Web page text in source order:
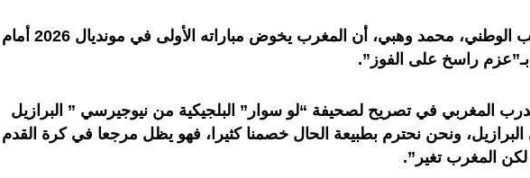
أكد الناخب الوطني، محمد وهبي، أن المغرب يخوض مباراته الأولى في مونديال 2026 أمام
بـ”عزم راسخ على الفوز”.
المغربي في تصريح لصحيفة “لو سوار” البلجيكية من نيوجيرسي ” البرازيل
ونحن نحترم بطبيعة الحال خصمنا كثيرا، فهو يظل مرجعا في كرة القدم
لكن المغرب تغير”.